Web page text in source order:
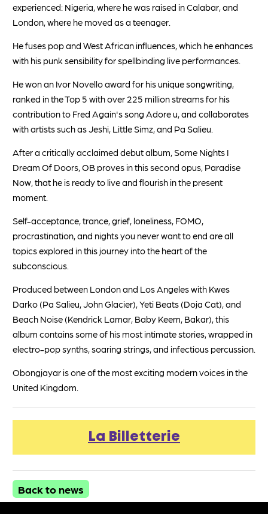
experienced: Nigeria, where he was raised in Calabar, and
London, where he moved as a teenager.
He fuses pop and West African influences, which he enhances
with his punk sensibility for spellbinding live performances.
He won an Ivor Novello award for his unique songwriting,
ranked in the Top 5 with over 225 million streams for his
contribution to Fred Again's song Adore u, and collaborates
with artists such as Jeshi, Little Simz, and Pa Salieu.
After a critically acclaimed debut album, Some Nights I
Dream Of Doors, OB proves in this second opus, Paradise
Now, that he is ready to live and flourish in the present
moment.
Self-acceptance, trance, grief, loneliness, FOMO,
procrastination, and nights you never want to end are all
topics explored in this journey into the heart of the
subconscious.
Produced between London and Los Angeles with Kwes
Darko (Pa Salieu, John Glacier), Yeti Beats (Doja Cat), and
Beach Noise (Kendrick Lamar, Baby Keem, Bakar), this
album contains some of his most intimate stories, wrapped in
electro-pop synths, soaring strings, and infectious percussion.
Obongjayar is one of the most exciting modern voices in the
United Kingdom.
La Billetterie
Back to news